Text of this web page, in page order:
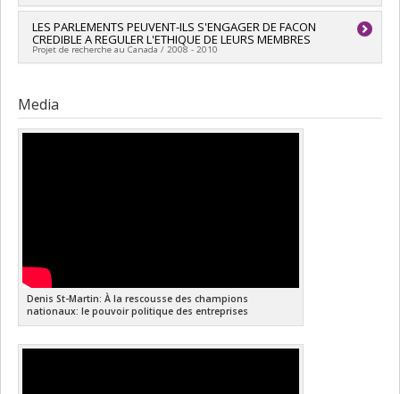
Lead researcher :Denis Saint-Martin
Funding sources:CRSH/Conseil de recherches en sciences
humaines du Canada
LES PARLEMENTS PEUVENT-ILS S'ENGAGER DE FACON
CREDIBLE A REGULER L'ETHIQUE DE LEURS MEMBRES
Projet de recherche au Canada / 2008 - 2010
Media
Denis St-Martin: À la rescousse des champions
nationaux: le pouvoir politique des entreprises